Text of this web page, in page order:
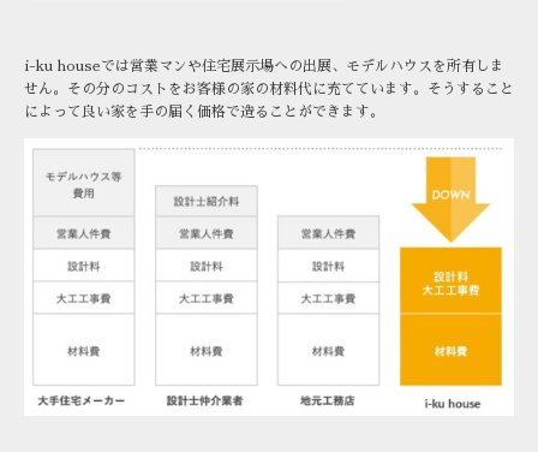
i-ku houseでは営業マンや住宅展示場への出展、モデルハウスを所有しま
せん。その分のコストをお客様の家の材料代に充てています。そうすること
によって良い家を手の届く価格で造ることができます。